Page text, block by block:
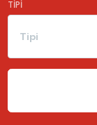
TIPI
Tipi